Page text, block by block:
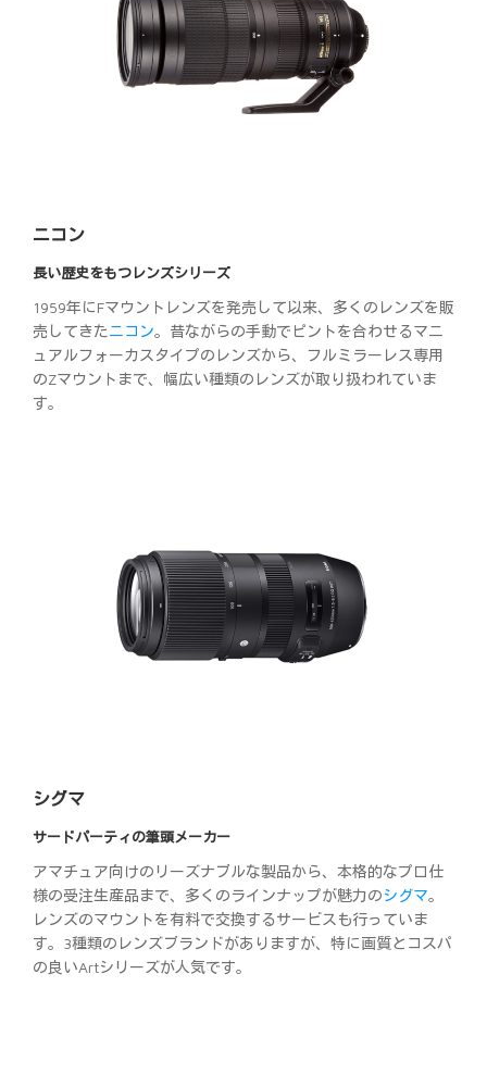
ニコン
長い歴史をもつレンズシリーズ
1959年にFマウントレンズを発売して以来、多くのレンズを販
売してきたニコン。昔ながらの手動でピントを合わせるマニ
ュアルフォーカスタイプのレンズから、フルミラーレス専用
のZマウントまで、幅広い種類のレンズが取り扱われていま
す。
シグマ
サードパーティの筆頭メーカー
アマチュア向けのリーズナブルな製品から、本格的なプロ仕
様の受注生産品まで、多くのラインナップが魅力のシグマ。
レンズのマウントを有料で交換するサービスも行っていま
す。3種類のレンズブランドがありますが、特に画質とコスパ
の良いArtシリーズが人気です。